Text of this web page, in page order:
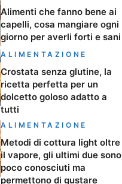
Alimenti che fanno bene ai
capelli, cosa mangiare ogni
giorno per averli forti e sani
ALIMENTAZIONE
Crostata senza glutine, la
ricetta perfetta per un
dolcetto goloso adatto a
tutti
ALIMENTAZIONE
Metodi di cottura light oltre
il vapore, gli ultimi due sono
poco conosciuti ma
permettono di gustare